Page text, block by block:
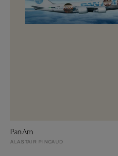
Pan Am
ALASTAIR PINCAUD